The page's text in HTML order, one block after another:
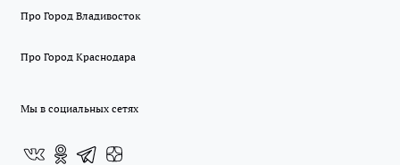
Про Город Владивосток
Про Город Краснодара
Мы в социальных сетях